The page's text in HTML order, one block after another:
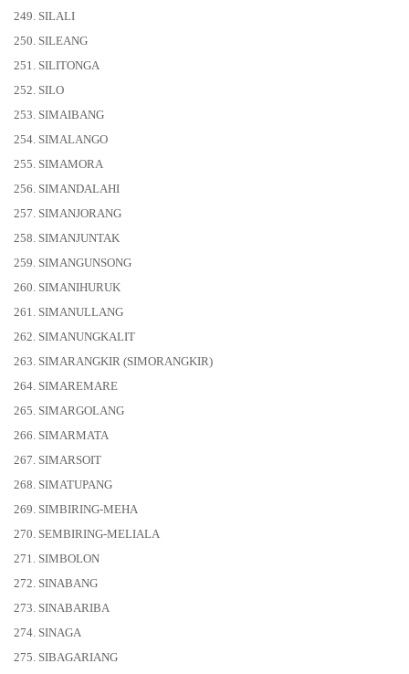
249. SILALI
250. SILEANG
251. SILITONGA
252. SILO
253. SIMAIBANG
254. SIMALANGO
255. SIMAMORA
256. SIMANDALAHI
257. SIMANJORANG
258. SIMANJUNTAK
259. SIMANGUNSONG
260. SIMANIHURUK
261. SIMANULLANG
262. SIMANUNGKALIT
263. SIMARANGKIR (SIMORANGKIR)
264. SIMAREMARE
265. SIMARGOLANG
266. SIMARMATA
267. SIMARSOIT
268. SIMATUPANG
269. SIMBIRING-MEHA
270. SEMBIRING-MELIALA
271. SIMBOLON
272. SINABANG
273. SINABARIBA
274. SINAGA
275. SIBAGARIANG